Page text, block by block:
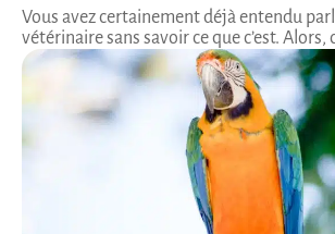
Vous avez certainement déjà entendu
vétérinaire sans savoir ce que c’est. Alors,